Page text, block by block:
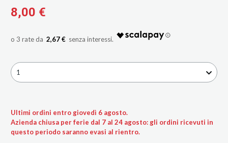
8,00 €
2,67 €
1
Ultimi ordini entro giovedì 6 agosto.
Azienda chiusa per ferie dal 7 al 24 agosto: gli ordini ricevuti in
questo periodo saranno evasi al rientro.